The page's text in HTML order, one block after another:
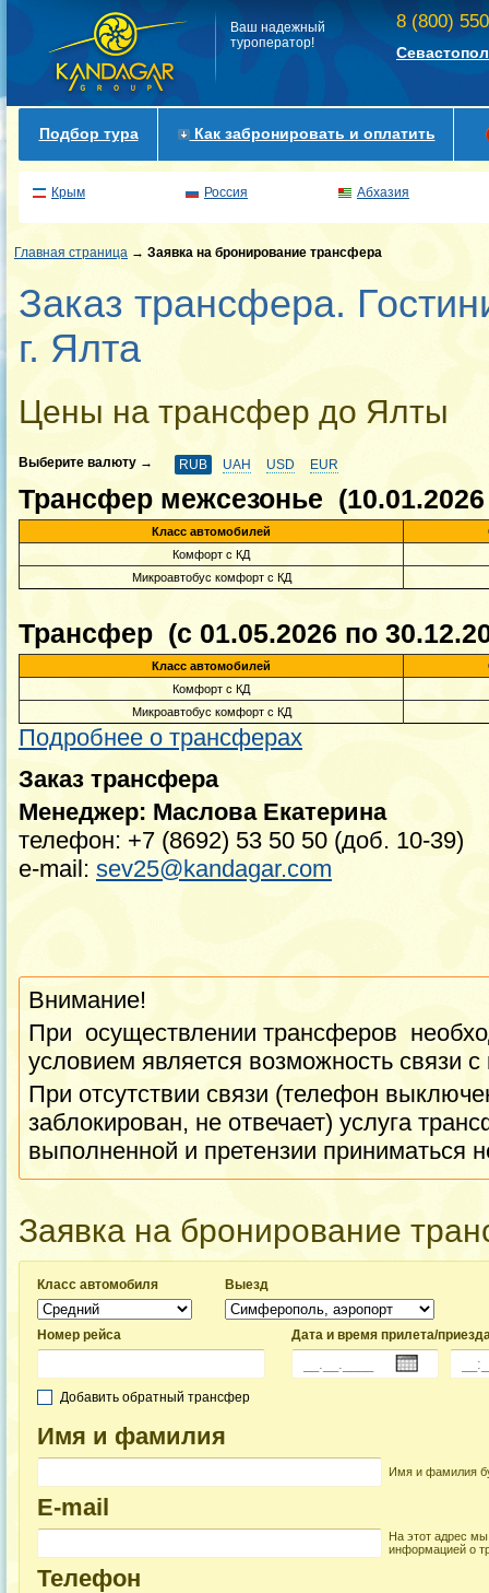
Ваш надежный
туроператор!
8 (800)
Подбор тура Как забронировать и оплатить
Крым Россия Абхазия
Главная страница → Заявка на бронирование трансфера
Заказ трансфера.
г. Ялта
Цены на трансфер до Ялты
Выберите валюту → RUB UAH USD EUR
Трансфер межсезонье (10.01.2026
Класс автомобилей
Комфорт с КД
Микроавтобус комфорт с КД
Трансфер (с 01.05.2026 по
Класс автомобилей
Комфорт с КД
Микроавтобус комфорт с КД
Подробнее о трансферах
Заказ трансфера
Менеджер: Маслова Екатерина
телефон: +7 (8692) 53 50 50 (доб. 10-39)
e-mail: sev25@kandagar.com
Внимание!
При осуществлении трансферов
условием является возможность связи
При отсутствии связи (телефон
заблокирован, не отвечает) услуга
выполненной и претензии приниматься
Заявка на бронирование
Класс автомобиля Выезд
Номер рейса Дата и время прилета/
Добавить обратный трансфер
Имя и фамилия
Имя и фамилия
E-mail
На этот адрес
информацией о
Телефон